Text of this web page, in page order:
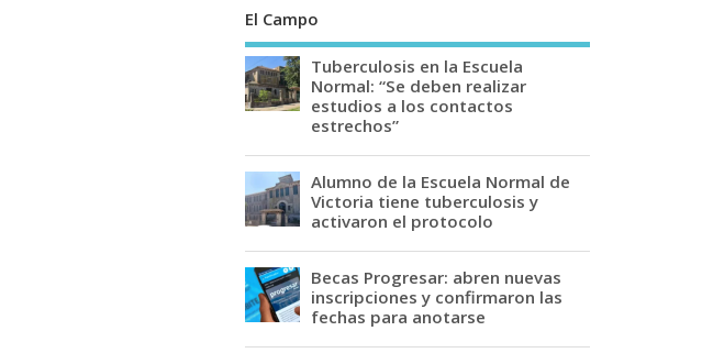
El Campo
Tuberculosis en la Escuela
Normal: “Se deben realizar
estudios a los contactos
estrechos”
Alumno de la Escuela Normal de
Victoria tiene tuberculosis y
activaron el protocolo
Becas Progresar: abren nuevas
inscripciones y confirmaron las
fechas para anotarse